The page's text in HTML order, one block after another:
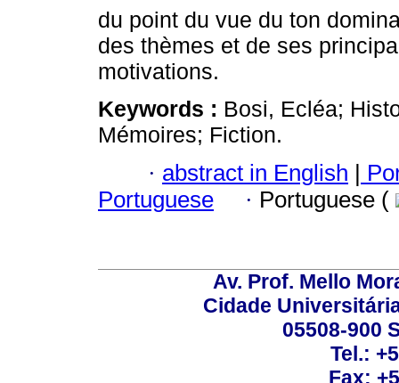
du point du vue du ton
des thèmes et de ses
motivations.
Keywords : Bosi, Ecléa;
Mémoires; Fiction.
· abstract in English |
Portuguese
· Portuguese (
Av. Prof. Mello
Cidade
05508-900
Tel.:
Fax: